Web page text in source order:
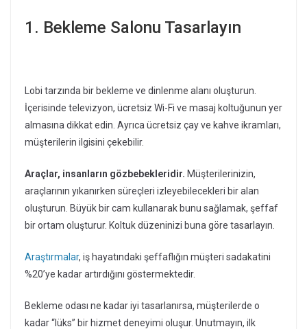
1. Bekleme Salonu Tasarlayın
Lobi tarzında bir bekleme ve dinlenme alanı oluşturun.
İçerisinde televizyon, ücretsiz Wi-Fi ve masaj koltuğunun yer
almasına dikkat edin. Ayrıca ücretsiz çay ve kahve ikramları,
müşterilerin ilgisini çekebilir.
Araçlar, insanların gözbebekleridir. Müşterilerinizin,
araçlarının yıkanırken süreçleri izleyebilecekleri bir alan
oluşturun. Büyük bir cam kullanarak bunu sağlamak, şeffaf
bir ortam oluşturur. Koltuk düzeninizi buna göre tasarlayın.
Araştırmalar, iş hayatındaki şeffaflığın müşteri sadakatini
%20’ye kadar artırdığını göstermektedir.
Bekleme odası ne kadar iyi tasarlanırsa, müşterilerde o
kadar “lüks” bir hizmet deneyimi oluşur. Unutmayın, ilk